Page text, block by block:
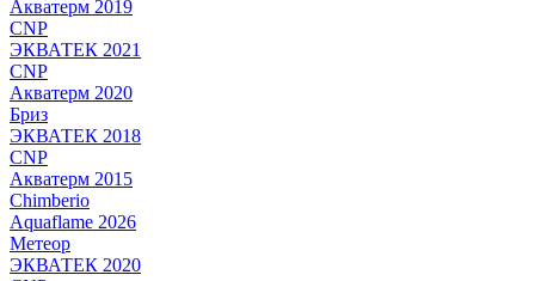
Акватерм 2019
CNP
ЭКВАТЕК 2021
CNP
Акватерм 2020
Бриз
ЭКВАТЕК 2018
CNP
Акватерм 2015
Chimberio
Aquaflame 2026
Метеор
ЭКВАТЕК 2020